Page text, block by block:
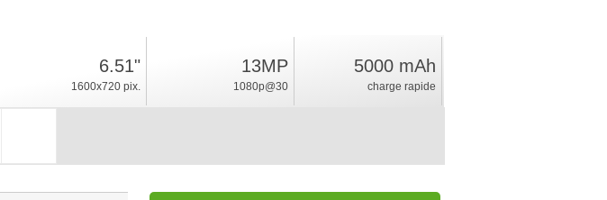
6.51"
1600x720 pix.
13MP
1080p@30
5000 mAh
charge rapide